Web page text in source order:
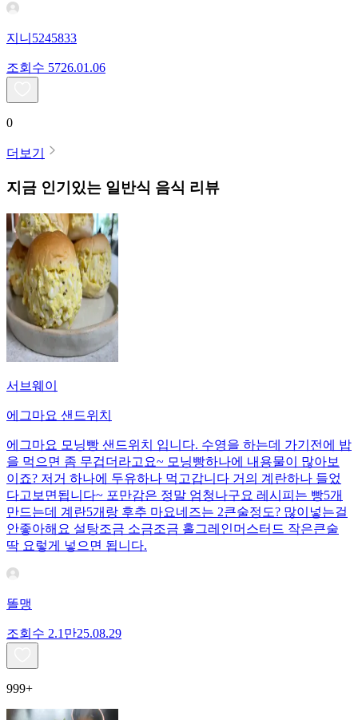
지니5245833
조회수 5726.01.06
0
더보기
지금 인기있는 일반식 음식 리뷰
서브웨이
에그마요 샌드위치
에그마요 모닝빵 샌드위치 입니다. 수영을 하는데 가기전에 밥
을 먹으면 좀 무겁더라고요~ 모닝빵하나에 내용물이 많아보
이죠? 저거 하나에 두유하나 먹고갑니다 거의 계란하나 들었
다고보면됩니다~ 포만감은 정말 엄청나구요 레시피는 빵5개
만드는데 계란5개랑 후추 마요네즈는 2큰술정도? 많이넣는걸
안좋아해요 설탕조금 소금조금 홀그레인머스터드 작은큰술
딱 요렇게 넣으면 됩니다.
똘맹
조회수 2.1만25.08.29
999+